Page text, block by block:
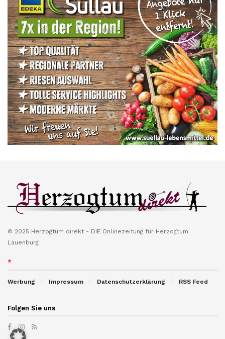
© 2025 Herzogtum direkt - DIE Onlinezeitung für Herzogtum
Lauenburg
*
Werbung Impressum Datenschutzerklärung RSS Feed
Folgen Sie uns